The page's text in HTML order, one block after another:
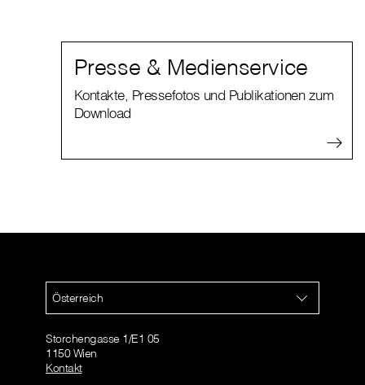
Presse & Medienservice
Kontakte, Pressefotos und Publikationen zum
Download
Österreich
Storchengasse 1/E1 05
1150 Wien
Kontakt